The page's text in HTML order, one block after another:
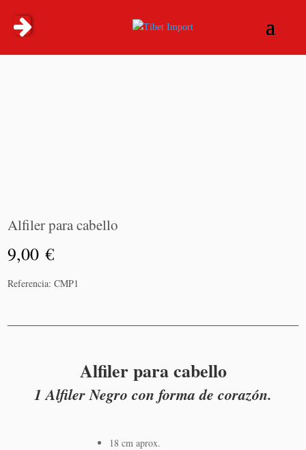
Alfiler para cabello
9,00€
Referencia:CMP1
Alfiler para cabello
1 Alfiler Negro con forma de corazón.
18 cm aprox.
carrito